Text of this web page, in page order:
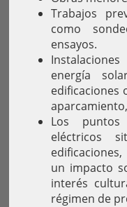
Trabajos
como
ensayos.
energía
edificaciones
Los
eléctricos
un impacto
interés
régimen de